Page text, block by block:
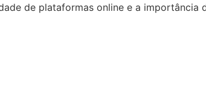
de plataformas online e a importância